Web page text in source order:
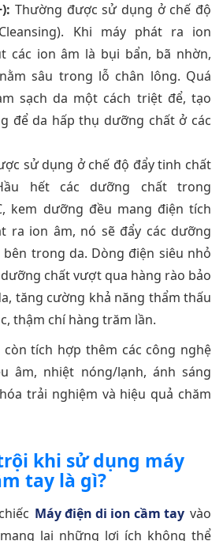
Thường được sử dụng ở chế độ
Khi máy phát ra ion
các ion âm là bụi bẩn, bã nhờn,
sâu trong lỗ chân lông. Quá
sạch da một cách triệt để, tạo
để da hấp thụ dưỡng chất ở các
sử dụng ở chế độ đẩy tinh chất
hết các dưỡng chất trong
kem dưỡng đều mang điện tích
ra ion âm, nó sẽ đẩy các dưỡng
bên trong da. Dòng điện siêu nhỏ
chất vượt qua hàng rào bảo
tăng cường khả năng thẩm thấu
thậm chí hàng trăm lần.
còn tích hợp thêm các công nghệ
âm, nhiệt nóng/lạnh, ánh sáng
trải nghiệm và hiệu quả chăm
khi sử dụng máy
tay là gì?
Máy điện di ion cầm tay vào
lại những lợi ích không thể